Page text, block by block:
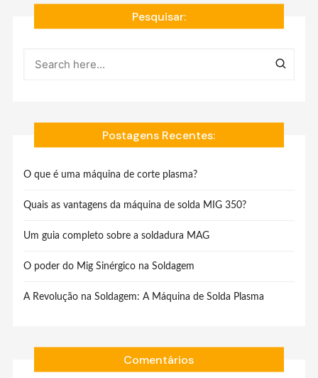
Pesquisar:
Postagens Recentes:
O que é uma máquina de corte plasma?
Quais as vantagens da máquina de solda MIG 350?
Um guia completo sobre a soldadura MAG
O poder do Mig Sinérgico na Soldagem
A Revolução na Soldagem: A Máquina de Solda Plasma
Comentários